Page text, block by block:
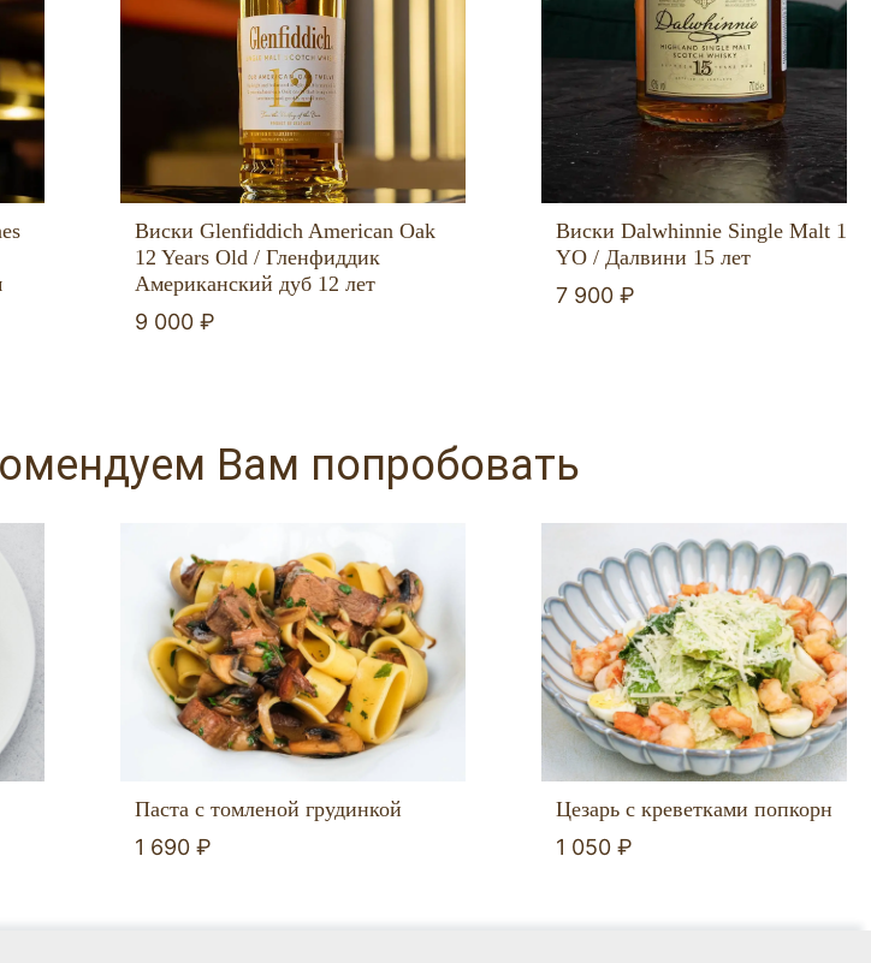
Виски Glenfiddich American Oak
12 Years Old / Гленфиддик
Американский дуб 12 лет
9 000 ₽
Виски Dalwhinnie Single Malt 15
YO / Далвини 15 лет
7 900 ₽
Вам попробовать
Паста с томленой грудинкой
1 690 ₽
Цезарь с креветками попкорн
1 050 ₽